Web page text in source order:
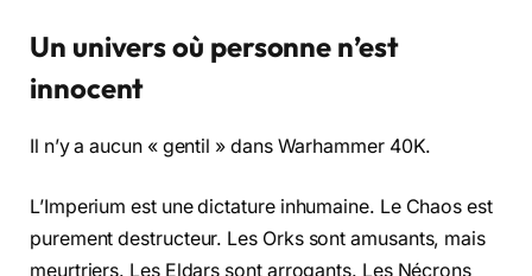
Un univers où personne n’est
innocent
Il n’y a aucun « gentil » dans Warhammer 40K.
L’Imperium est une dictature inhumaine. Le Chaos est
purement destructeur. Les Orks sont amusants, mais
meurtriers. Les Eldars sont arrogants. Les Nécrons